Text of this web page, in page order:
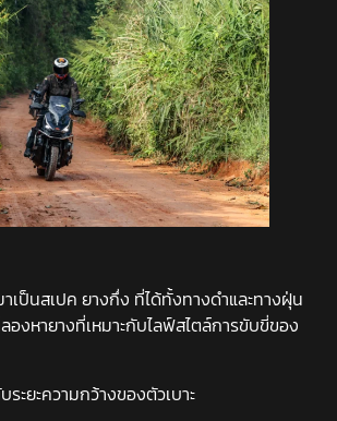
าเป็นสเปค ยางกึ่ง ที่ได้ทั้งทางดำและทางฝุ่น
องหายางที่เหมาะกับไลฟ์สไตล์การขับขี่ของ
ระยะความกว้างของตัวเบาะ